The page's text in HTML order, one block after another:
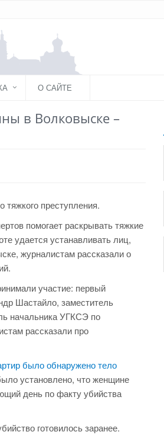
О САЙТЕ
в Волковыске –
преступления.
помогает раскрывать тяжкие
удается устанавливать лиц,
журналистам рассказали о
участие: первый
Шастайло, заместитель
начальника УГКСЭ по
рассказали про
было обнаружено тело
установлено, что женщине
день по факту убийства
готовилось заранее.